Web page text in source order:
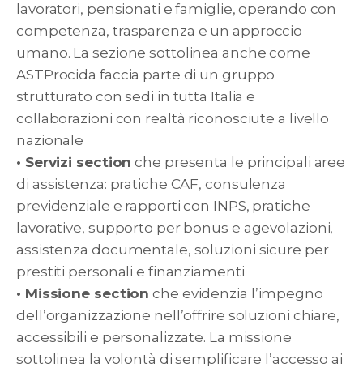
lavoratori, pensionati e famiglie, operando con
competenza, trasparenza e un approccio
umano. La sezione sottolinea anche come
ASTProcida faccia parte di un gruppo
strutturato con sedi in tutta Italia e
collaborazioni con realtà riconosciute a livello
nazionale
• Servizi section che presenta le principali aree
di assistenza: pratiche CAF, consulenza
previdenziale e rapporti con INPS, pratiche
lavorative, supporto per bonus e agevolazioni,
assistenza documentale, soluzioni sicure per
prestiti personali e finanziamenti
• Missione section che evidenzia l’impegno
dell’organizzazione nell’offrire soluzioni chiare,
accessibili e personalizzate. La missione
sottolinea la volontà di semplificare l’accesso ai